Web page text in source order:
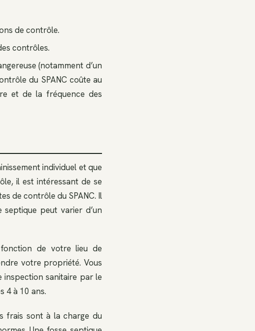
de contrôle.
contrôles.
(notamment d’un
du SPANC coûte au
et de la fréquence des
individuel et que
il est intéressant de se
de contrôle du SPANC. Il
peut varier d’un
de votre lieu de
votre propriété. Vous
sanitaire par le
4 à 10 ans.
frais sont à la charge du